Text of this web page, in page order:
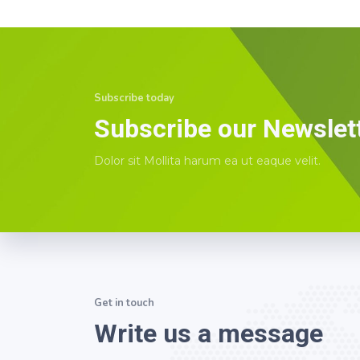
Subscribe today
Subscribe our
Dolor sit Mollita harum ea ut eaque velit.
Get in touch
Write us a message